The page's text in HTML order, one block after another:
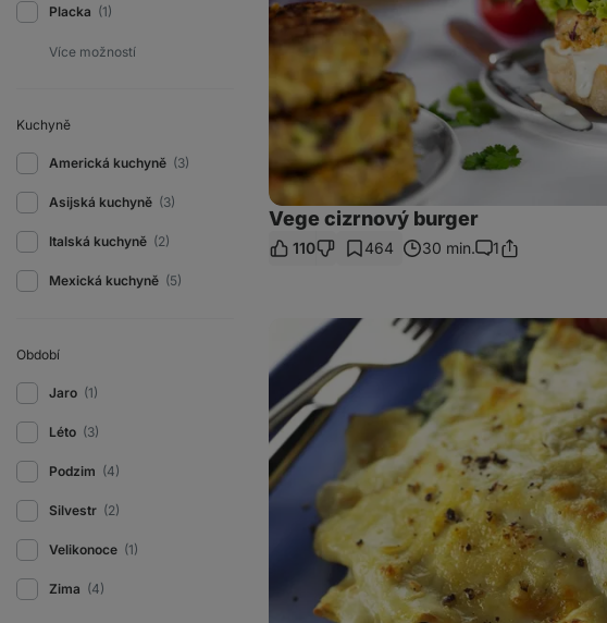
Placka (1)
Kuchyně
Americká kuchyně (3)
Asijská kuchyně (3)
Italská kuchyně (2)
Mexická kuchyně (5)
Období
Jaro (1)
Léto (3)
Podzim (4)
Silvestr (2)
Velikonoce (1)
Zima (4)
Vege cizrnový burger
110 464 30 min.
Komentáře
1Sdílet
Zapečené
palačinky
se
špenátem
a
sýrem